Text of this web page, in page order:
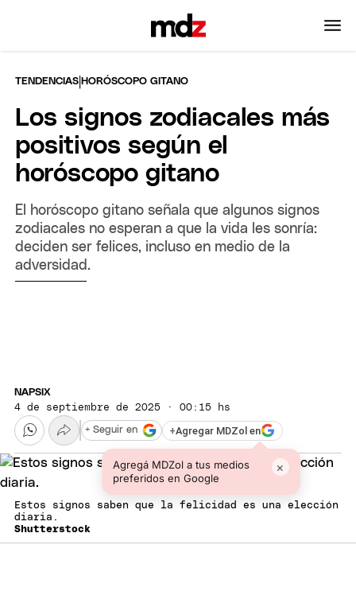
TENDENCIAS |HORÓSCOPO GITANO
Los signos zodiacales más
positivos según el
horóscopo gitano
El horóscopo gitano señala que algunos signos
zodiacales no esperan a que la vida les sonría:
deciden ser felices, incluso en medio de la
adversidad.
NAPSIX
4 de septiembre de 2025 · 00:15 hs
+Agregar MDZol en
Agregá MDZol a tus medios
preferidos en Google
×
+ Seguir en
Estos signos saben que la felicidad es una elección
diaria.
Shutterstock